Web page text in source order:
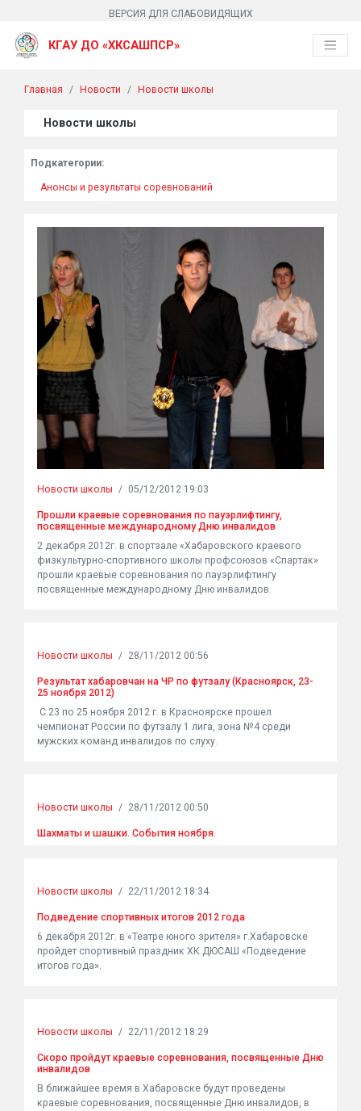
ВЕРСИЯ ДЛЯ СЛАБОВИДЯЩИХ
КГАУ ДО «ХКСАШПСР»
Главная Новости Новости школы
Новости школы
Подкатегории:
Анонсы и результаты соревнований
Новости школы / 05/12/2012 19:03
Прошли краевые соревнования по пауэрлифтингу,
посвященные международному Дню инвалидов
2 декабря 2012г. в спортзале «Хабаровского краевого
физкультурно-спортивного школы профсоюзов «Спартак»
прошли краевые соревнования по пауэрлифтингу
посвященные международному Дню инвалидов.
Новости школы / 28/11/2012 00:56
Результат хабаровчан на ЧР по футзалу (Красноярск, 23-
25 ноября 2012)
С 23 по 25 ноября 2012 г. в Красноярске прошел
чемпионат России по футзалу 1 лига, зона №4 среди
мужских команд инвалидов по слуху.
Новости школы / 28/11/2012 00:50
Шахматы и шашки. События ноября.
Новости школы / 22/11/2012 18:34
Подведение спортивных итогов 2012 года
6 декабря 2012г. в «Театре юного зрителя» г.Хабаровске
пройдет спортивный праздник ХК ДЮСАШ «Подведение
итогов года».
Новости школы / 22/11/2012 18:29
Скоро пройдут краевые соревнования, посвященные Дню
инвалидов
В ближайшее время в Хабаровске будут проведены
краевые соревнования, посвященные Дню инвалидов, в